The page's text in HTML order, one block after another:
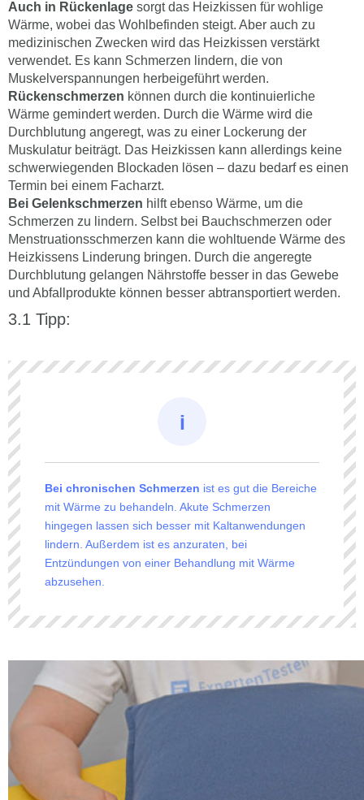
Auch in Rückenlage sorgt das Heizkissen für wohlige
Wärme, wobei das Wohlbefinden steigt. Aber auch zu
medizinischen Zwecken wird das Heizkissen verstärkt
verwendet. Es kann Schmerzen lindern, die von
Muskelverspannungen herbeigeführt werden.
Rückenschmerzen können durch die kontinuierliche
Wärme gemindert werden. Durch die Wärme wird die
Durchblutung angeregt, was zu einer Lockerung der
Muskulatur beiträgt. Das Heizkissen kann allerdings keine
schwerwiegenden Blockaden lösen – dazu bedarf es einen
Termin bei einem Facharzt.
Bei Gelenkschmerzen hilft ebenso Wärme, um die
Schmerzen zu lindern. Selbst bei Bauchschmerzen oder
Menstruationsschmerzen kann die wohltuende Wärme des
Heizkissens Linderung bringen. Durch die angeregte
Durchblutung gelangen Nährstoffe besser in das Gewebe
und Abfallprodukte können besser abtransportiert werden.
Tipp:
Bei chronischen Schmerzen ist es gut die Bereiche
mit Wärme zu behandeln. Akute Schmerzen
hingegen lassen sich besser mit Kaltanwendungen
lindern. Außerdem ist es anzuraten, bei
Entzündungen von einer Behandlung mit Wärme
abzusehen.